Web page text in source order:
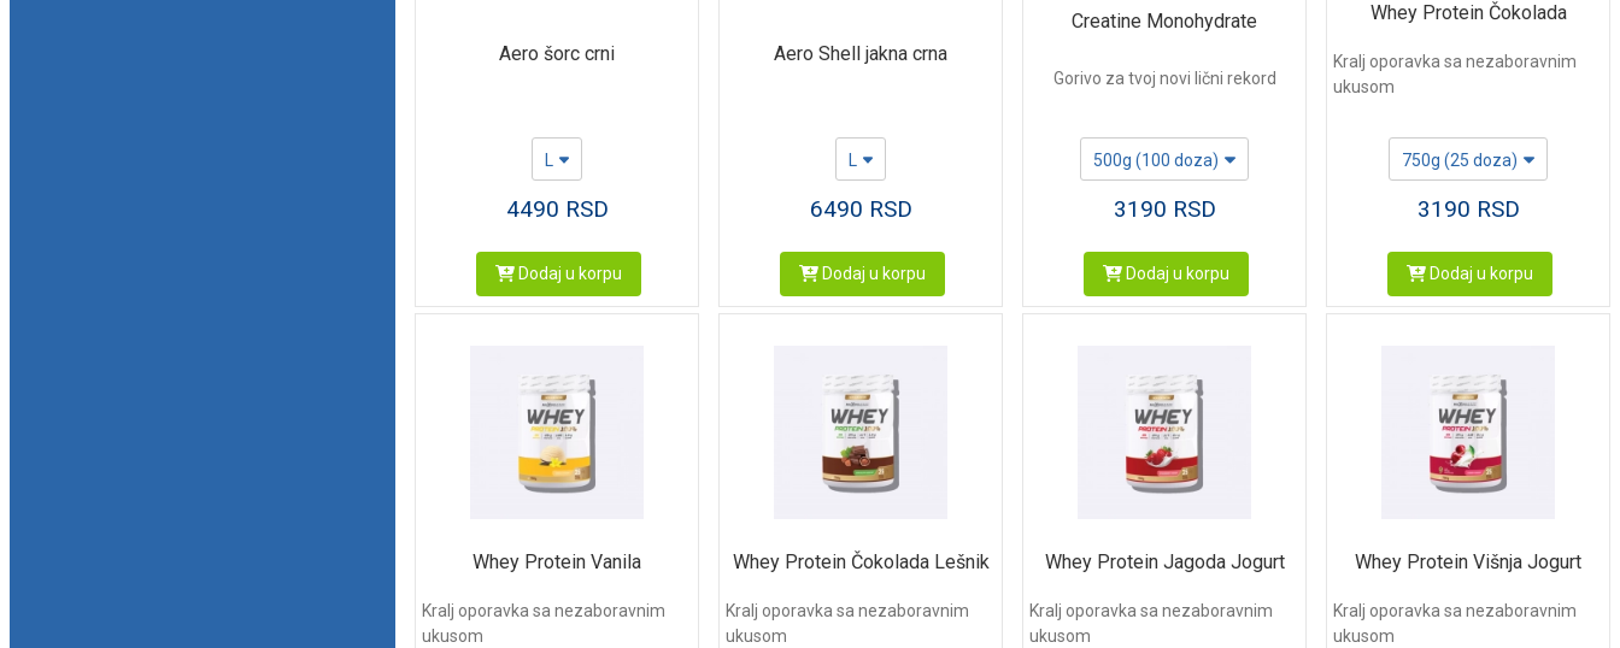
Aero šorc crni
L
4490 RSD
Dodaj u korpu
Aero Shell jakna crna
L
6490 RSD
Dodaj u korpu
Creatine Monohydrate
Gorivo za tvoj novi lični rekord
500g (100 doza)
3190 RSD
Dodaj u korpu
Whey Protein Čokolada
Kralj oporavka sa nezaboravnim
ukusom
750g (25 doza)
3190 RSD
Dodaj u korpu
Whey Protein Vanila
Kralj oporavka sa nezaboravnim
ukusom
Whey Protein Čokolada Lešnik
Kralj oporavka sa nezaboravnim
ukusom
Whey Protein Jagoda Jogurt
Kralj oporavka sa nezaboravnim
ukusom
Whey Protein Višnja Jogurt
Kralj oporavka sa nezaboravnim
ukusom